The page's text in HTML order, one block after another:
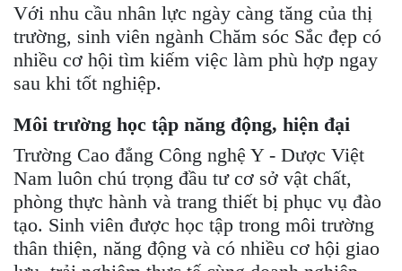
Với nhu cầu nhân lực ngày càng tăng của thị
trường, sinh viên ngành Chăm sóc Sắc đẹp có
nhiều cơ hội tìm kiếm việc làm phù hợp ngay
sau khi tốt nghiệp.
Môi trường học tập năng động, hiện đại
Trường Cao đẳng Công nghệ Y - Dược Việt
Nam luôn chú trọng đầu tư cơ sở vật chất,
phòng thực hành và trang thiết bị phục vụ đào
tạo. Sinh viên được học tập trong môi trường
thân thiện, năng động và có nhiều cơ hội giao